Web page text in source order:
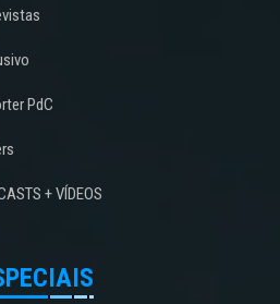
PdC
+ VÍDEOS